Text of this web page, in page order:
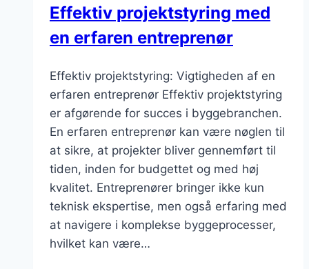
Effektiv projektstyring med
en erfaren entreprenør
Effektiv projektstyring: Vigtigheden af en
erfaren entreprenør Effektiv projektstyring
er afgørende for succes i byggebranchen.
En erfaren entreprenør kan være nøglen til
at sikre, at projekter bliver gennemført til
tiden, inden for budgettet og med høj
kvalitet. Entreprenører bringer ikke kun
teknisk ekspertise, men også erfaring med
at navigere i komplekse byggeprocesser,
hvilket kan være…